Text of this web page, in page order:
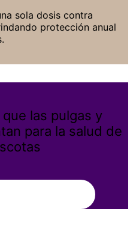
sola dosis contra
protección anual
las pulgas y
para la salud de